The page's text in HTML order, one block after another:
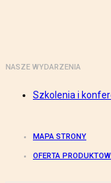
NASZE WYDARZENIA
Szkolenia i
MAPA STRONY
OFERTA